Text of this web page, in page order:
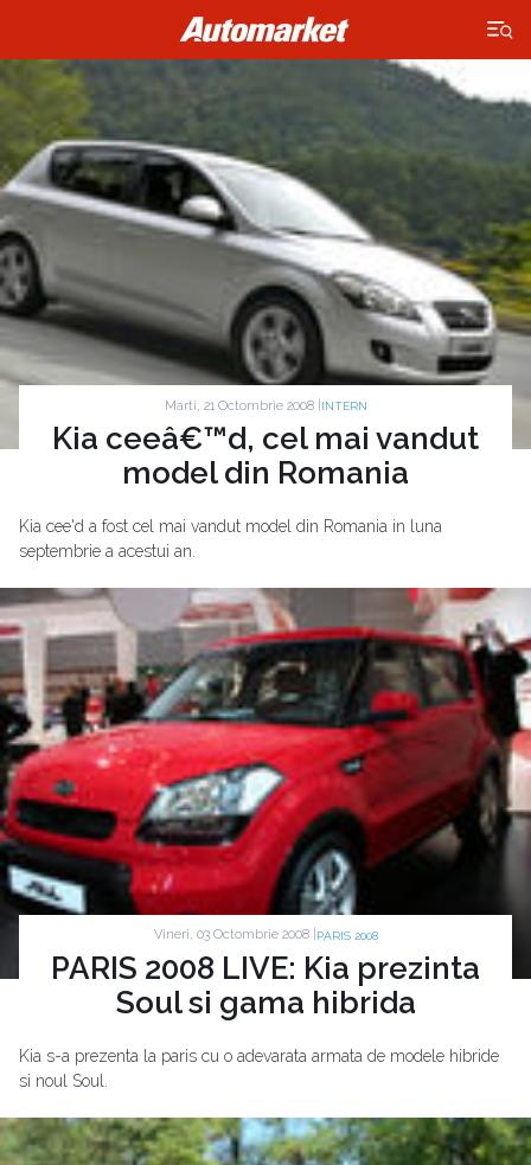
×
Marti, 21 Octombrie 2008 | INTERN
Kia ceeâ€™d, cel mai vandut
model din Romania
Kia cee'd a fost cel mai vandut model din Romania in luna
septembrie a acestui an.
Vineri, 03 Octombrie 2008 | PARIS 2008
PARIS 2008 LIVE: Kia prezinta
Soul si gama hibrida
Kia s-a prezenta la paris cu o adevarata armata de modele hibride
si noul Soul.